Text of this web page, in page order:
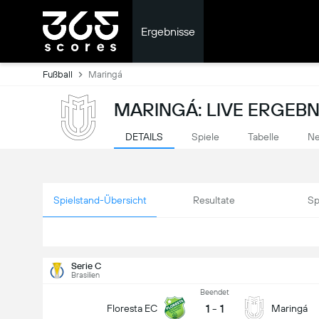
Ergebnisse
Fußball Maringá
MARINGÁ: LIVE
DETAILS Spiele Tabelle
Spielstand-Übersicht Resultate
Serie C
Brasilien
Floresta EC
Beendet
1 - 1 Maringá